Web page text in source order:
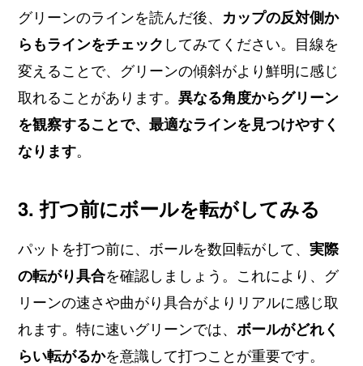
グリーンのラインを読んだ後、 カップの反対側か
らもラインをチェック してみてください。目線を
変えることで、グリーンの傾斜がより鮮明に感じ
取れることがあります。異なる角度からグリーン
を観察することで、最適なラインを見つけやすく
なります。
3. 打つ前にボールを転がしてみる
パットを打つ前に、ボールを数回転がして、実際
の転がり具合を確認しましょう。これにより、グ
リーンの速さや曲がり具合がよりリアルに感じ取
れます。特に速いグリーンでは、ボールがどれく
らい転がるかを意識して打つことが重要です。